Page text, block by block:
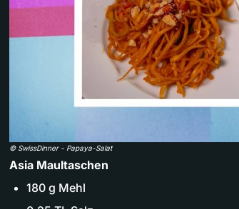
© SwissDinner- Papaya-Salat
Asia Maultaschen
180 g Mehl